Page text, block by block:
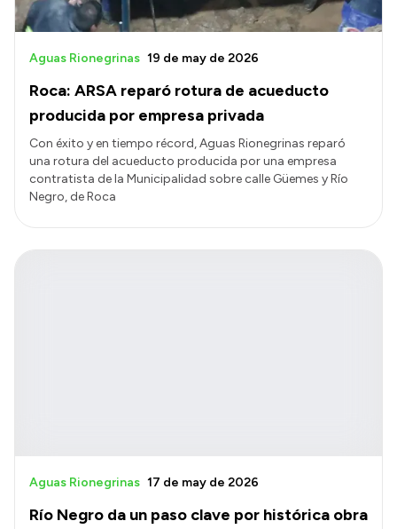
Roca: ARSA reparó rotura de acueducto
producida por empresa privada
Aguas Rionegrinas 19 de may de 2026
Con éxito y en tiempo récord, Aguas Rionegrinas reparó
una rotura del acueducto producida por una empresa
contratista de la Municipalidad sobre calle Güemes y Río
Negro, de Roca
Río Negro da un paso clave por histórica obra
Aguas Rionegrinas 17 de may de 2026